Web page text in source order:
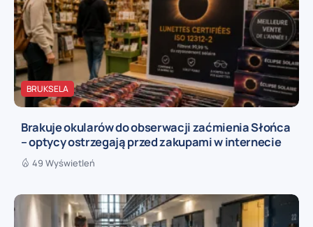
BRUKSELA
Brakuje okularów do obserwacji zaćmienia Słońca
– optycy ostrzegają przed zakupami w internecie
49 Wyświetleń